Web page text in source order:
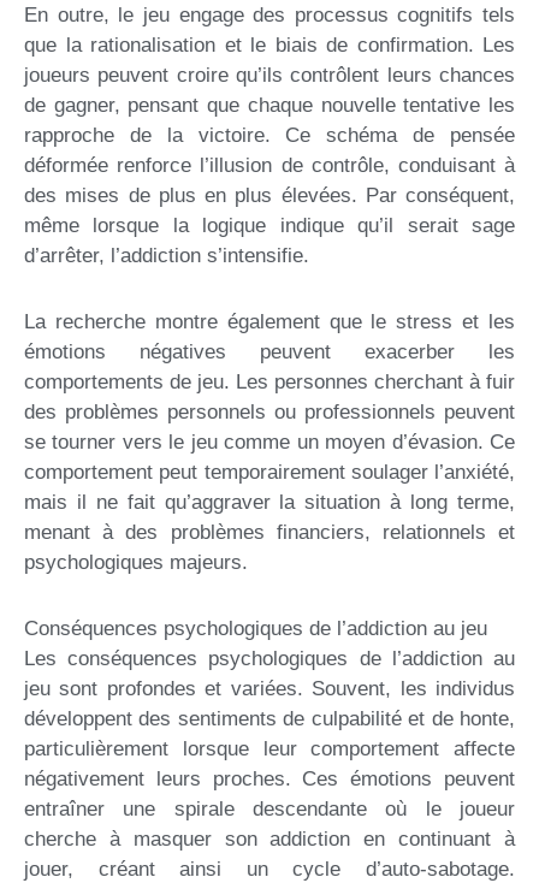
En outre, le jeu engage des processus cognitifs tels
que la rationalisation et le biais de confirmation. Les
joueurs peuvent croire qu’ils contrôlent leurs chances
de gagner, pensant que chaque nouvelle tentative les
rapproche de la victoire. Ce schéma de pensée
déformée renforce l’illusion de contrôle, conduisant à
des mises de plus en plus élevées. Par conséquent,
même lorsque la logique indique qu’il serait sage
d’arrêter, l’addiction s’intensifie.
La recherche montre également que le stress et les
émotions négatives peuvent exacerber les
comportements de jeu. Les personnes cherchant à fuir
des problèmes personnels ou professionnels peuvent
se tourner vers le jeu comme un moyen d’évasion. Ce
comportement peut temporairement soulager l’anxiété,
mais il ne fait qu’aggraver la situation à long terme,
menant à des problèmes financiers, relationnels et
psychologiques majeurs.
Conséquences psychologiques de l’addiction au jeu
Les conséquences psychologiques de l’addiction au
jeu sont profondes et variées. Souvent, les individus
développent des sentiments de culpabilité et de honte,
particulièrement lorsque leur comportement affecte
négativement leurs proches. Ces émotions peuvent
entraîner une spirale descendante où le joueur
cherche à masquer son addiction en continuant à
jouer, créant ainsi un cycle d’auto-sabotage.